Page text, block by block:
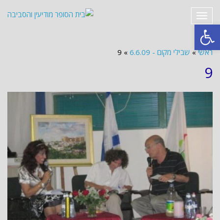
פתח סרגל נגישות
תפריט
ראשי » שבילי מקום - 6.6.09 »
9
9